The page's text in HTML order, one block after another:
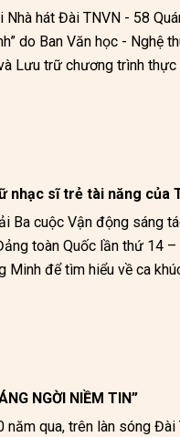
Nhà hát Đài TNVN - 58
do Ban Văn học - Nghệ
Lưu trữ chương trình thực
nhạc sĩ trẻ tài năng của
Ba cuộc Vận động sáng
toàn Quốc lần thứ 14
Minh để tìm hiểu về ca
NGỜI NIỀM TIN”
năm qua, trên làn sóng